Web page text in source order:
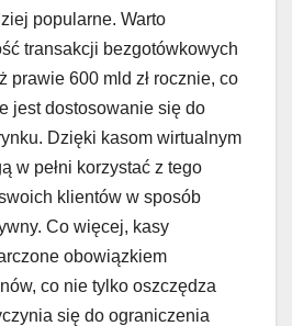
popularne. Warto
transakcji bezgotówkowych
prawie 600 mld zł rocznie, co
jest dostosowanie się do
Dzięki kasom wirtualnym
w pełni korzystać z tego
klientów w sposób
Co więcej, kasy
obowiązkiem
co nie tylko oszczędza
się do ograniczenia